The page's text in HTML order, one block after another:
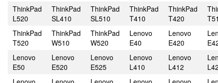
ThinkPad
L520
ThinkPad
SL410
ThinkPad
SL510
ThinkPad
T410
ThinkPad
T420
ThinkPad
T520
ThinkPad
W510
ThinkPad
W520
Lenovo
E40
Lenovo
E420
Lenovo
E50
Lenovo
E520
Lenovo
E525
Lenovo
L410
Lenovo
L412